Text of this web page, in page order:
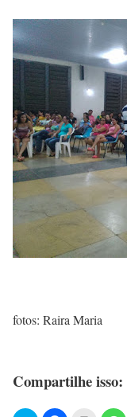
fotos: Raira Maria
Compartilhe isso: